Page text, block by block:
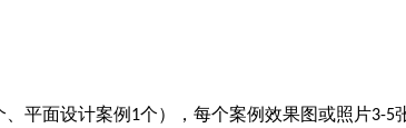
、平面设计案例 1个），每个案例效果图或照片3-5